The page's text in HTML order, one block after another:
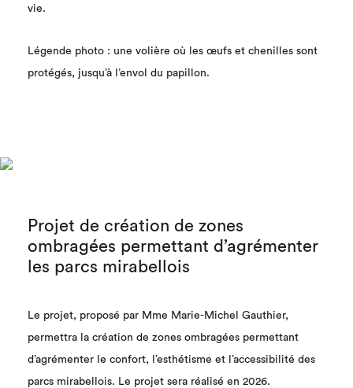
vie.
Légende photo : une volière où les œufs et chenilles sont
protégés, jusqu’à l’envol du papillon.
Projet de création de zones
ombragées permettant d’agrémenter
les parcs mirabellois
Le projet, proposé par Mme Marie-Michel Gauthier,
permettra la création de zones ombragées permettant
d’agrémenter le confort, l’esthétisme et l’accessibilité des
parcs mirabellois. Le projet sera réalisé en 2026.